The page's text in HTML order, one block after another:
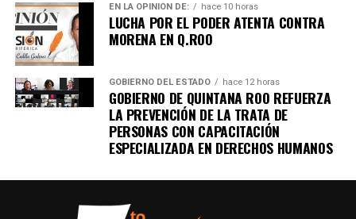
EN LA OPINIÓN DE: hace 10 horas
LUCHA POR EL PODER ATENTA CONTRA
MORENA EN Q.ROO
GOBIERNO DEL ESTADO hace 12 horas
GOBIERNO DE QUINTANA ROO REFUERZA
LA PREVENCIÓN DE LA TRATA DE
PERSONAS CON CAPACITACIÓN
ESPECIALIZADA EN DERECHOS HUMANOS